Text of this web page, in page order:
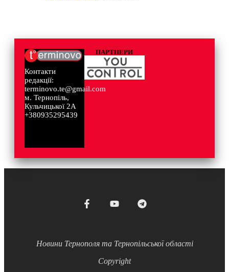
Контакти
редакції:
terminovo.te@gmail.com
м. Тернопіль,
Кульчицької 2А
+380935295439
ПАРТНЕРИ
Новини Тернополя та Тернопільської області
Copyright